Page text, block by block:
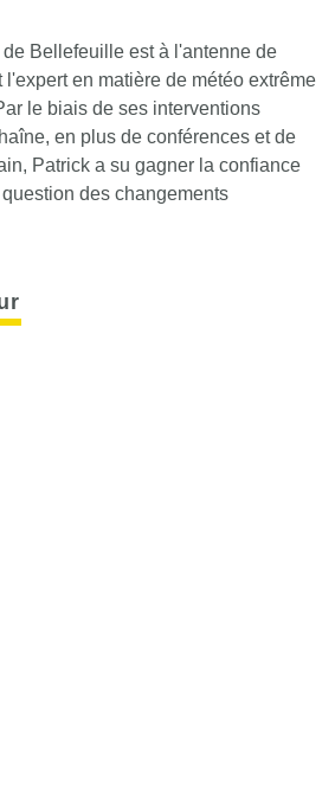
Bellefeuille est à l'antenne de
l'expert en matière de météo extrême
le biais de ses interventions
en plus de conférences et de
Patrick a su gagner la confiance
des changements